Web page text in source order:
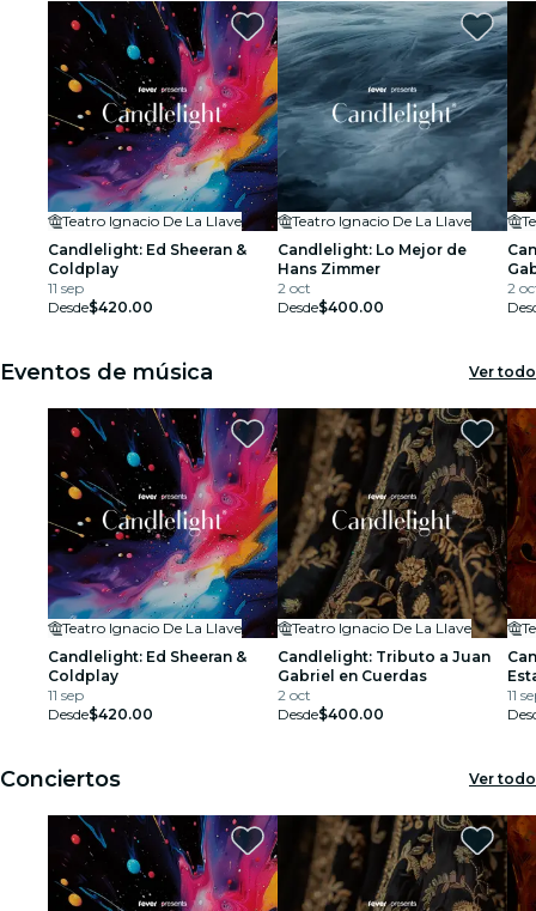
Londres
experiencias y ciudades
São Paulo
exposiciones
Seúl
recorridos por la ciudad
cine
Teatro Ignacio De La Llave
Candlelight: Ed Sheeran &
Coldplay
11 sep
Desde$420.00
Teatro Ignacio De La Llave
Candlelight: Lo Mejor de
Hans Zimmer
2 oct
Desde$400.00
2
Eventos de música Ver todo
Teatro Ignacio De La Llave
Candlelight: Ed Sheeran &
Coldplay
11 sep
Desde$420.00
Teatro Ignacio De La Llave
Candlelight: Tributo a Juan
Gabriel en Cuerdas
2 oct
Desde$400.00
11
Conciertos Ver todo